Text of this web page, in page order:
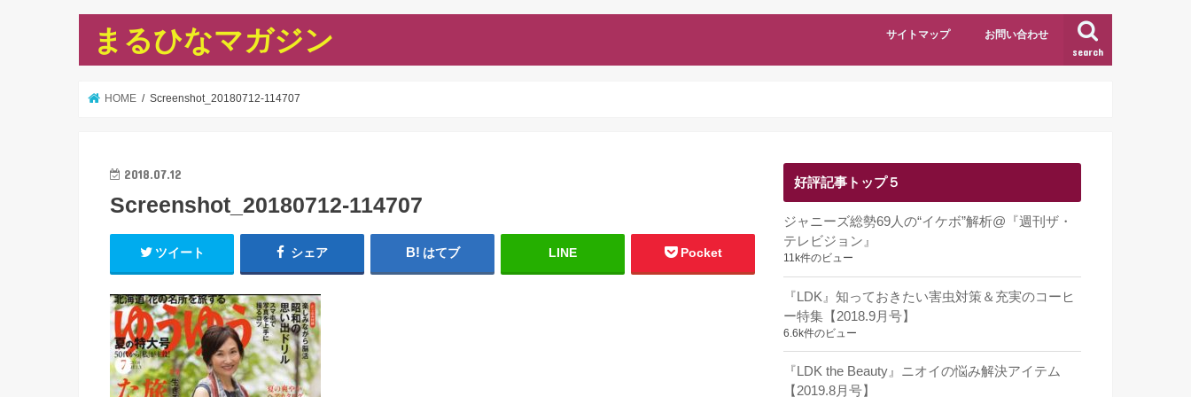
まるひなマガジン search
サイトマップ お問い合わせ
HOME Screenshot_20180712-114707
2018.07.12
Screenshot_20180712-114707
ツイート シェア はてブ LINE Pocket
好評記事トップ５
ジャニーズ総勢69人の“イケボ”解析@『週刊ザ・
テレビジョン』
11k件のビュー
『LDK』知っておきたい害虫対策＆充実のコーヒ
ー特集【2018.9月号】
6.6k件のビュー
『LDK the Beauty』ニオイの悩み解決アイテム
【2019.8月号】